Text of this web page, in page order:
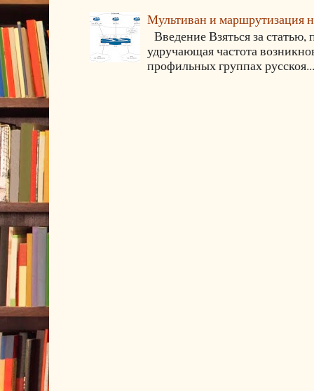
Мультиван и маршрутизация
Введение Взяться за
удручающая частота
профильных группах